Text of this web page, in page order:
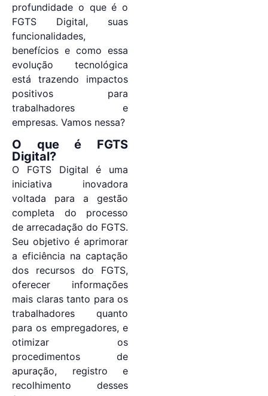
profundidade o que é o
FGTS Digital, suas
funcionalidades,
benefícios e como essa
evolução tecnológica
está trazendo impactos
positivos para
trabalhadores e
empresas. Vamos nessa?
O que é FGTS
Digital?
O FGTS Digital é uma
iniciativa inovadora
voltada para a gestão
completa do processo
de arrecadação do FGTS.
Seu objetivo é aprimorar
a eficiência na captação
dos recursos do FGTS,
oferecer informações
mais claras tanto para os
trabalhadores quanto
para os empregadores, e
otimizar os
procedimentos de
apuração, registro e
recolhimento desses